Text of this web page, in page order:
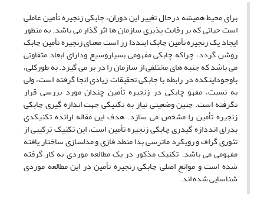
برای محیط همیشه درحال تغییر این دوران، چابکی زنجیره تأمین عاملی
است حیاتی که بر رقابت پذیری سازمان ها اثر گذار می باشد. به منظور
ایجاد یک زنجیره تأمین چابک ابتددا زز است معنای زنجیره تأمین چابک
روشن گردد، چراکه چابکی مفهومی بسیاروسیع ودارای ابعاد متفاوتی
می باشد که جنبه های مختلفی از سازمان را در بر می گیرد. به طورکلی،
باوجوداینکده در رابطه با چابکی تحقیقات زیادی انجا گرفته است، ولی
به نسبت، مفهو چابکی در زنجیره تأمین چندان مورد بررسی قرار
نگرفته است. چنین وضعیتی نیاز به تکنیکی جهت اندازه گیری چابکی
زنجیره تأمین را مشخص می سازد. هدف این مقاله ارائده تکنیکدی
بدرای انددازه گیدری چابکی زنجیره تأمین است، این تکنیک ترکیبی از
تئوری گراف و رویکرد ماترسی بدا منطد فازی و مدلسازی ساختار یافته
مفهومی می باشد. تکنیک مذکور در یک مطالعه موردی به کار گرفته
شده است و موانع اصلی چابکی زنجیره تأمین در این مطالعه موردی
شناسایی شده اند.